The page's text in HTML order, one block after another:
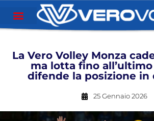
La Vero Volley Monza
ma lotta fino
difende la posizione in
25 Gennaio 2026